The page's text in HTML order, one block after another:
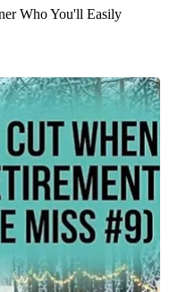
Who You'll Easily